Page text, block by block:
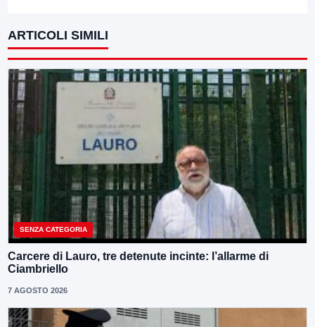
ARTICOLI SIMILI
SENZA CATEGORIA
Carcere di Lauro, tre detenute incinte: l’allarme di
Ciambriello
7 AGOSTO 2026